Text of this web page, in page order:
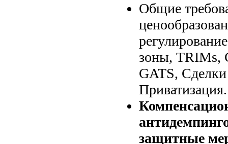
Общие
зоны, TRIMs,
GATS,
Приватизация.
защитные